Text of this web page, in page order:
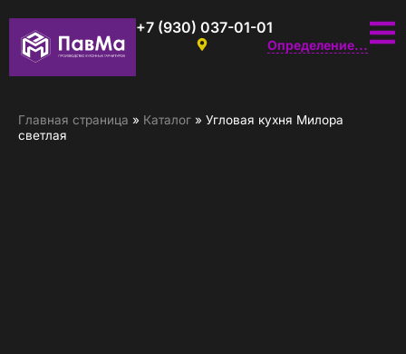
+7 (930) 037-01-01
Определение...
Главная страница » Каталог » Угловая кухня Милора
светлая